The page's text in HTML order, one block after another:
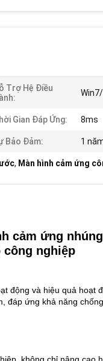
Trợ Hệ Điều
Gian Đáp Ứng: 8ms
Bảo Đảm: 1
, Màn hình cảm ứng
cảm ứng
công nghiệp
động và hiệu quả hoạt
đáp ứng khả năng